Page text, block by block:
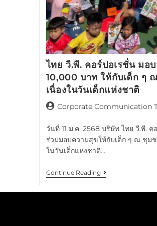
ไทย วี.พี. คอร์ปอเรชั่น ม
10,000 บาท ให้กับเด็ก ๆ
เนื่องในวันเด็กแห่งชาติ
Corporate Communication
วันที่ 11 ม.ค. 2568 บริษัท ไทย วี.พี.
ร่วมมอบความสุขให้กับเด็ก ๆ ณ ชุม
ในวันเด็กแห่งชาติ…
Continue Reading